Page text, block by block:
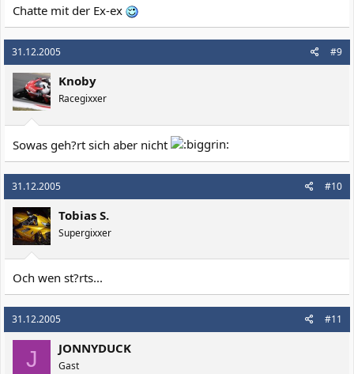
Chatte mit der Ex-ex
31.12.2005 #9
Knoby
Racegixxer
Sowas geh?rt sich aber nicht
31.12.2005 #10
Tobias S.
Supergixxer
Och wen st?rts...
31.12.2005 #11
J JONNYDUCK
Gast